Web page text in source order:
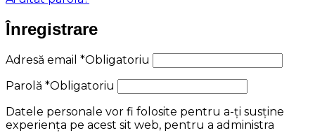
Înregistrare
Adresă email *Obligatoriu
Parolă *Obligatoriu
Datele personale vor fi folosite pentru a-ți susține
experiența pe acest sit web, pentru a administra